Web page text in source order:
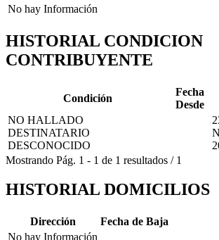
No hay Información
HISTORIAL CONDICION
CONTRIBUYENTE
Condición
Fecha
Desde
NO HALLADO
DESTINATARIO
DESCONOCIDO
Mostrando Pág. 1 - 1 de 1 resultados / 1
HISTORIAL DOMICILIOS
Dirección
Fecha de Baja
No hay Información